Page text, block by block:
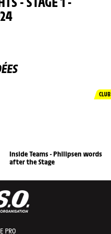
CLUB
Inside Teams - Philipsen words
after the Stage
PRO